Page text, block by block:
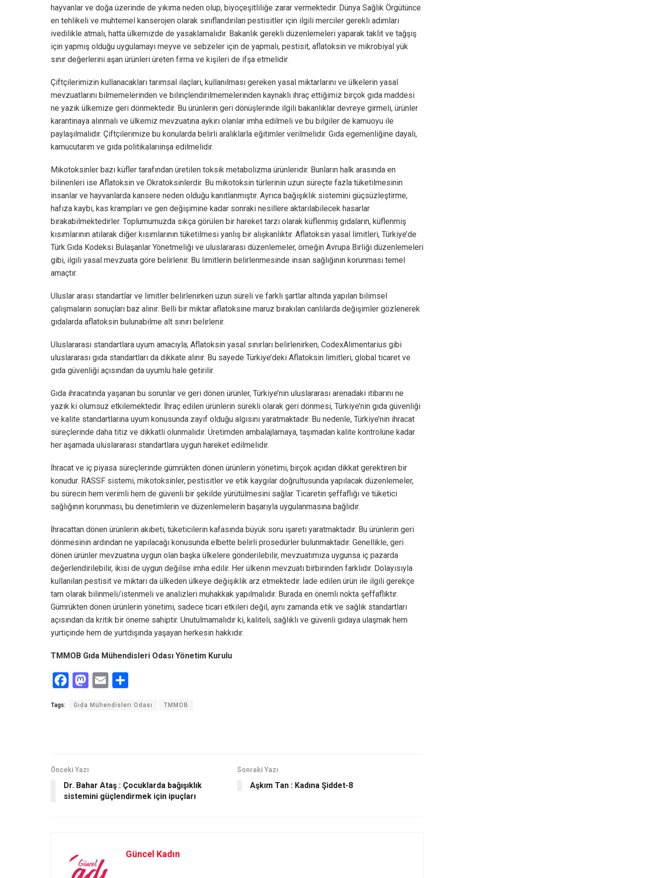
hayvanlar ve doğa üzerinde de yıkıma neden olup, biyoçeşitliliğe zarar vermektedir. Dünya Sağlık Örgütünce
en tehlikeli ve muhtemel kanserojen olarak sınıflandırılan pestisitler için ilgili merciler gerekli adımları
ivedilikle atmalı, hatta ülkemizde de yasaklamalıdır. Bakanlık gerekli düzenlemeleri yaparak taklit ve tağşiş
için yapmış olduğu uygulamayı meyve ve sebzeler için de yapmalı, pestisit, aflatoksin ve mikrobiyal yük
sınır değerlerini aşan ürünleri üreten firma ve kişileri de ifşa etmelidir.
Çiftçilerimizin kullanacakları tarımsal ilaçları, kullanılması gereken yasal miktarlarını ve ülkelerin yasal
mevzuatlarını bilmemelerinden ve bilinçlendirilmemelerinden kaynaklı ihraç ettiğimiz birçok gıda maddesi
ne yazık ülkemize geri dönmektedir. Bu ürünlerin geri dönüşlerinde ilgili bakanlıklar devreye girmeli, ürünler
karantinaya alınmalı ve ülkemiz mevzuatına aykırı olanlar imha edilmeli ve bu bilgiler de kamuoyu ile
paylaşılmalıdır. Çiftçilerimize bu konularda belirli aralıklarla eğitimler verilmelidir. Gıda egemenliğine dayalı,
kamucutarım ve gıda politikalarıinşa edilmelidir.
Mikotoksinler bazı küfler tarafından üretilen toksik metabolizma ürünleridir. Bunların halk arasında en
bilinenleri ise Aflatoksin ve Okratoksinlerdir. Bu mikotoksin türlerinin uzun süreçte fazla tüketilmesinin
insanlar ve hayvanlarda kansere neden olduğu kanıtlanmıştır. Ayrıca bağışıklık sistemini güçsüzleştirme,
hafıza kaybı, kas krampları ve gen değişimine kadar sonraki nesillere aktarılabilecek hasarlar
bırakabilmektedirler. Toplumumuzda sıkça görülen bir hareket tarzı olarak küflenmiş gıdaların, küflenmiş
kısımlarının atılarak diğer kısımlarının tüketilmesi yanlış bir alışkanlıktır. Aflatoksin yasal limitleri, Türkiye’de
Türk Gıda Kodeksi Bulaşanlar Yönetmeliği ve uluslararası düzenlemeler, örneğin Avrupa Birliği düzenlemeleri
gibi, ilgili yasal mevzuata göre belirlenir. Bu limitlerin belirlenmesinde insan sağlığının korunması temel
amaçtır.
Uluslar arası standartlar ve limitler belirlenirken uzun süreli ve farklı şartlar altında yapılan bilimsel
çalışmaların sonuçları baz alınır. Belli bir miktar aflatoksine maruz bırakılan canlılarda değişimler gözlenerek
gıdalarda aflatoksin bulunabilme alt sınırı belirlenir.
Uluslararası standartlara uyum amacıyla; Aflatoksin yasal sınırları belirlenirken, CodexAlimentarius gibi
uluslararası gıda standartları da dikkate alınır. Bu sayede Türkiye’deki Aflatoksin limitleri, global ticaret ve
gıda güvenliği açısından da uyumlu hale getirilir.
Gıda ihracatında yaşanan bu sorunlar ve geri dönen ürünler, Türkiye’nin uluslararası arenadaki itibarını ne
yazık ki olumsuz etkilemektedir. İhraç edilen ürünlerin sürekli olarak geri dönmesi, Türkiye’nin gıda güvenliği
ve kalite standartlarına uyum konusunda zayıf olduğu algısını yaratmaktadır. Bu nedenle, Türkiye’nin ihracat
süreçlerinde daha titiz ve dikkatli olunmalıdır. Üretimden ambalajlamaya, taşımadan kalite kontrolüne kadar
her aşamada uluslararası standartlara uygun hareket edilmelidir.
İhracat ve iç piyasa süreçlerinde gümrükten dönen ürünlerin yönetimi, birçok açıdan dikkat gerektiren bir
konudur. RASSF sistemi, mikotoksinler, pestisitler ve etik kaygılar doğrultusunda yapılacak düzenlemeler,
bu sürecin hem verimli hem de güvenli bir şekilde yürütülmesini sağlar. Ticaretin şeffaflığı ve tüketici
sağlığının korunması, bu denetimlerin ve düzenlemelerin başarıyla uygulanmasına bağlıdır.
İhracattan dönen ürünlerin akıbeti, tüketicilerin kafasında büyük soru işareti yaratmaktadır. Bu ürünlerin geri
dönmesinin ardından ne yapılacağı konusunda elbette belirli prosedürler bulunmaktadır. Genellikle, geri
dönen ürünler mevzuatına uygun olan başka ülkelere gönderilebilir, mevzuatımıza uygunsa iç pazarda
değerlendirilebilir, ikisi de uygun değilse imha edilir. Her ülkenin mevzuatı birbirinden farklıdır. Dolayısıyla
kullanılan pestisit ve miktarı da ülkeden ülkeye değişiklik arz etmektedir. İade edilen ürün ile ilgili gerekçe
tam olarak bilinmeli/istenmeli ve analizleri muhakkak yapılmalıdır. Burada en önemli nokta şeffaflıktır.
Gümrükten dönen ürünlerin yönetimi, sadece ticari etkileri değil, aynı zamanda etik ve sağlık standartları
açısından da kritik bir öneme sahiptir. Unutulmamalıdır ki, kaliteli, sağlıklı ve güvenli gıdaya ulaşmak hem
yurtiçinde hem de yurtdışında yaşayan herkesin hakkıdır.
TMMOB Gıda Mühendisleri Odası Yönetim Kurulu
F
ce
k
M
st
E
ail ar
Tags: Gıda Mühendisleri Odası TMMOB
Önceki Yazı
Dr. Bahar Ataş : Çocuklarda bağışıklık
sistemini güçlendirmek için ipuçları
Sonraki Yazı
Aşkım Tan : Kadına Şiddet-8
Güncel Kadın